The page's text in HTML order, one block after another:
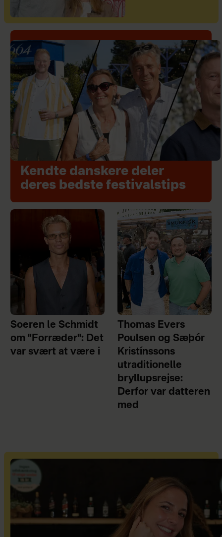
Kendte danskere deler
deres bedste festivalstips
Soeren le Schmidt
om "Forræder": Det
var svært at være i
Thomas Evers
Poulsen og Sæþór
Kristínssons
utraditionelle
bryllupsrejse:
Derfor var datteren
med